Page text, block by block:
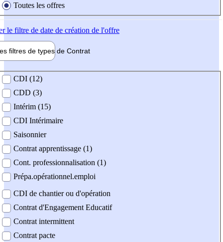
Toutes les offres
le filtre de date de création de l'offre
filtres de types de Contrat
contrat
CDI (12)
CDD (3)
Intérim (15)
CDI Intérimaire
Saisonnier
Contrat apprentissage (1)
Cont. professionnalisation (1)
Prépa.opérationnel.emploi
CDI de chantier ou d'opération
Contrat d'Engagement Educatif
Contrat intermittent
Contrat pacte